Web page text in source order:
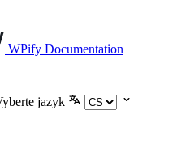
WPify Documentation
jazyk